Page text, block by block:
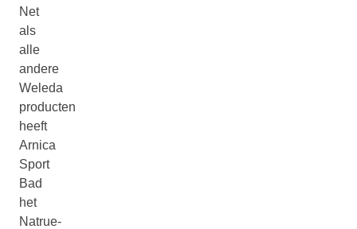
Net
als
alle
andere
Weleda
producten
heeft
Arnica
Sport
Bad
het
Natrue-